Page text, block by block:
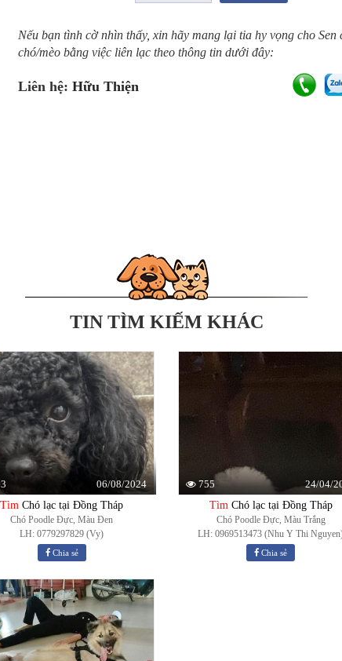
Nếu bạn tình cờ nhìn thấy, xin hãy mang lại tia hy vọng cho Sen
chó/mèo bằng việc liên lạc theo thông tin dưới đây:
Liên hệ: Hữu Thiện
TIN TÌM KIẾM KHÁC
06/08/2024
TìmChó lạc tại Đồng Tháp
Chó Poodle Đực, Màu Đen
LH: 0779297829 (Vy)
Chia sẻ
755
24/04/
Tìm Chó lạc tại Đồng Tháp
Chó Poodle Đực, Màu Trắng
LH: 0969513473 (Nhu Y Thi
Chia sẻ